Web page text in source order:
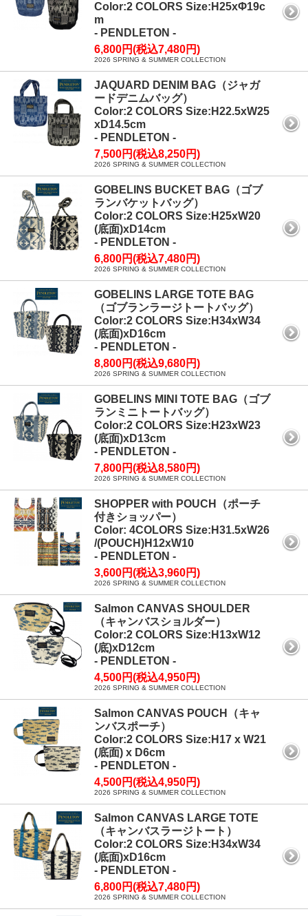
Color:2 COLORS Size:H25xΦ19c
m
- PENDLETON -
6,800円(税込7,480円)
2026 SPRING & SUMMER COLLECTION
JAQUARD DENIM BAG（ジャガ
ードデニムバッグ）
Color:2 COLORS Size:H22.5xW25
xD14.5cm
- PENDLETON -
7,500円(税込8,250円)
2026 SPRING & SUMMER COLLECTION
GOBELINS BUCKET BAG（ゴブ
ランバケットバッグ）
Color:2 COLORS Size:H25xW20
(底面)xD14cm
- PENDLETON -
6,800円(税込7,480円)
2026 SPRING & SUMMER COLLECTION
GOBELINS LARGE TOTE BAG
（ゴブランラージトートバッグ）
Color:2 COLORS Size:H34xW34
(底面)xD16cm
- PENDLETON -
8,800円(税込9,680円)
2026 SPRING & SUMMER COLLECTION
GOBELINS MINI TOTE BAG（ゴブ
ランミニトートバッグ）
Color:2 COLORS Size:H23xW23
(底面)xD13cm
- PENDLETON -
7,800円(税込8,580円)
2026 SPRING & SUMMER COLLECTION
SHOPPER with POUCH（ポーチ
付きショッパー）
Color: 4COLORS Size:H31.5xW26
/(POUCH)H12xW10
- PENDLETON -
3,600円(税込3,960円)
2026 SPRING & SUMMER COLLECTION
Salmon CANVAS SHOULDER
（キャンバスショルダー）
Color:2 COLORS Size:H13xW12
(底)xD12cm
- PENDLETON -
4,500円(税込4,950円)
2026 SPRING & SUMMER COLLECTION
Salmon CANVAS POUCH（キャ
ンバスポーチ）
Color:2 COLORS Size:H17 x W21
(底面) x D6cm
- PENDLETON -
4,500円(税込4,950円)
2026 SPRING & SUMMER COLLECTION
Salmon CANVAS LARGE TOTE
（キャンバスラージトート）
Color:2 COLORS Size:H34xW34
(底面)xD16cm
- PENDLETON -
6,800円(税込7,480円)
2026 SPRING & SUMMER COLLECTION